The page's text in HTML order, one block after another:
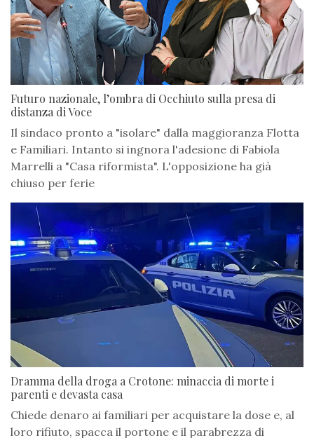
Futuro nazionale, l’ombra di Occhiuto sulla presa di
distanza di Voce
Il sindaco pronto a "isolare" dalla maggioranza Flotta
e Familiari. Intanto si ingnora l'adesione di Fabiola
Marrelli a "Casa riformista". L'opposizione ha già
chiuso per ferie
Dramma della droga a Crotone: minaccia di morte i
parenti e devasta casa
Chiede denaro ai familiari per acquistare la dose e, al
loro rifiuto, spacca il portone e il parabrezza di